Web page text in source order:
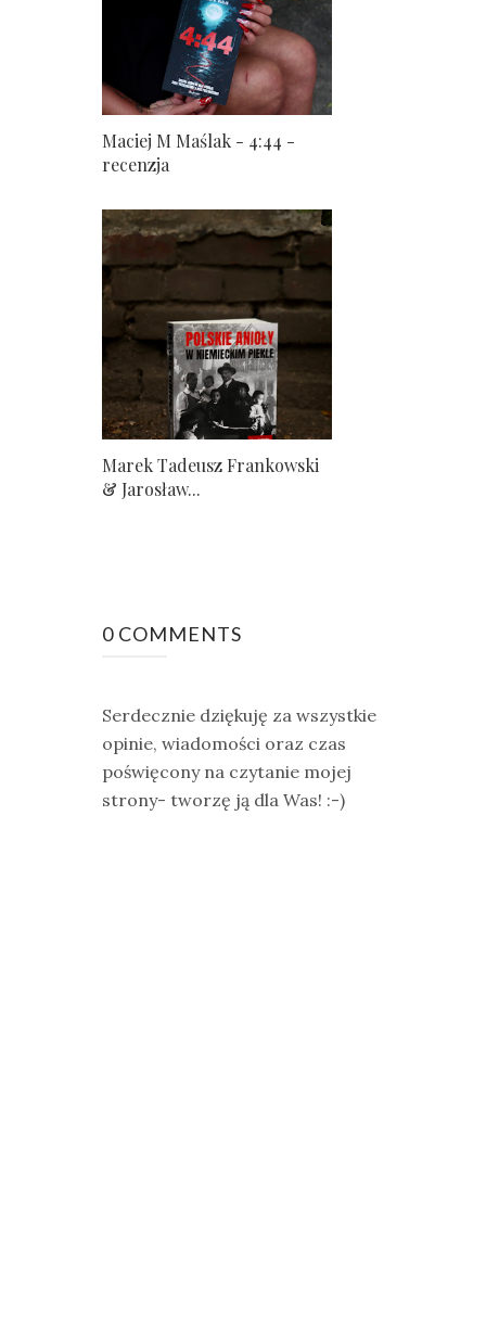
Maciej M Maślak - 4:44 -
recenzja
Marek Tadeusz Frankowski
& Jarosław...
0 COMMENTS
Serdecznie dziękuję za wszystkie
opinie, wiadomości oraz czas
poświęcony na czytanie mojej
strony- tworzę ją dla Was! :-)